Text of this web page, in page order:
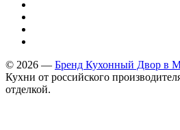
© 2026 — Бренд Кухонный Двор в
Кухни от российского
отделкой.